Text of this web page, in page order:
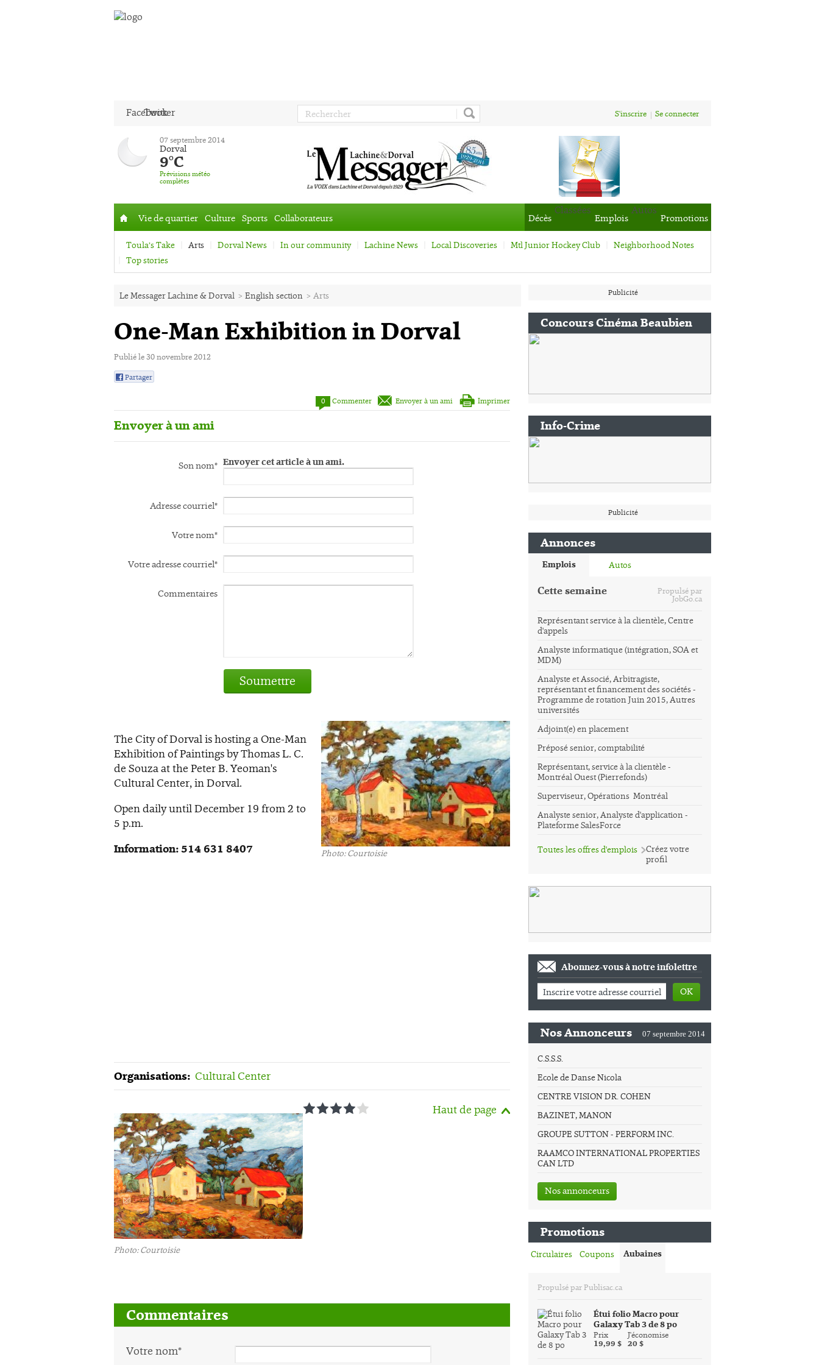
Facebook
Twitter S'inscrire Se connecter
07 septembre 2014
Dorval
9°C
Prévisions météo
complètes
Accueil
Vie de quartier Culture Sports Collaborateurs Décès
Classées
Emplois
Autos
Promotions
Toula’s Take Arts Dorval News In our community Lachine News Local Discoveries Mtl Junior Hockey Club
Neighborhood Notes
Top stories
Le Messager Lachine & Dorval > English section > Arts
One-Man Exhibition in Dorval
Publié le 30 novembre 2012
Partager
0
Commenter Envoyer à un ami Imprimer
Envoyer à un ami
Envoyer cet article à un ami.
Son nom*
Adresse courriel*
Votre nom*
Votre adresse courriel*
Commentaires
Soumettre
Photo: Courtoisie
The City of Dorval is hosting a One-Man
Exhibition of Paintings by Thomas L. C.
de Souza at the Peter B. Yeoman's
Cultural Center, in Dorval.
Open daily until December 19 from 2 to
5 p.m.
Information: 514 631 8407
Organisations: Cultural Center
Photo: Courtoisie
1 2 3 4 5 Haut de page
Commentaires
Votre nom*
Publicité
Concours Cinéma Beaubien
Info-Crime
Publicité
Annonces
Emplois Autos
Cette semaine Propulsé par
JobGo.ca
Représentant service à la clientèle, Centre
d'appels
Analyste informatique (intégration, SOA et
MDM)
Analyste et Associé, Arbitragiste,
représentant et financement des sociétés -
Programme de rotation Juin 2015, Autres
universités
Adjoint(e) en placement
Préposé senior, comptabilité
Représentant, service à la clientèle -
Montréal Ouest (Pierrefonds)
Superviseur, Opérations  Montréal
Analyste senior, Analyste d'application -
Plateforme SalesForce
Toutes les offres d'emplois
Créez votre
profil
Abonnez-vous à notre infolettre
OK
Nos Annonceurs 07 septembre 2014
C.S.S.S.
Ecole de Danse Nicola
CENTRE VISION DR. COHEN
BAZINET, MANON
GROUPE SUTTON - PERFORM INC.
RAAMCO INTERNATIONAL PROPERTIES
CAN LTD
Nos annonceurs
Promotions
Circulaires Coupons Aubaines
Propulsé par Publisac.ca
Étui folio Macro pour
Galaxy Tab 3 de 8 po
Prix
19,99 $
J'économise
20 $